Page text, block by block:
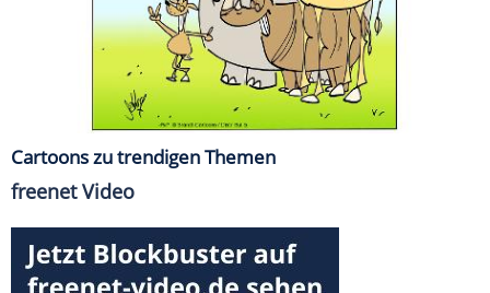
Cartoons zu trendigen Themen
freenet Video